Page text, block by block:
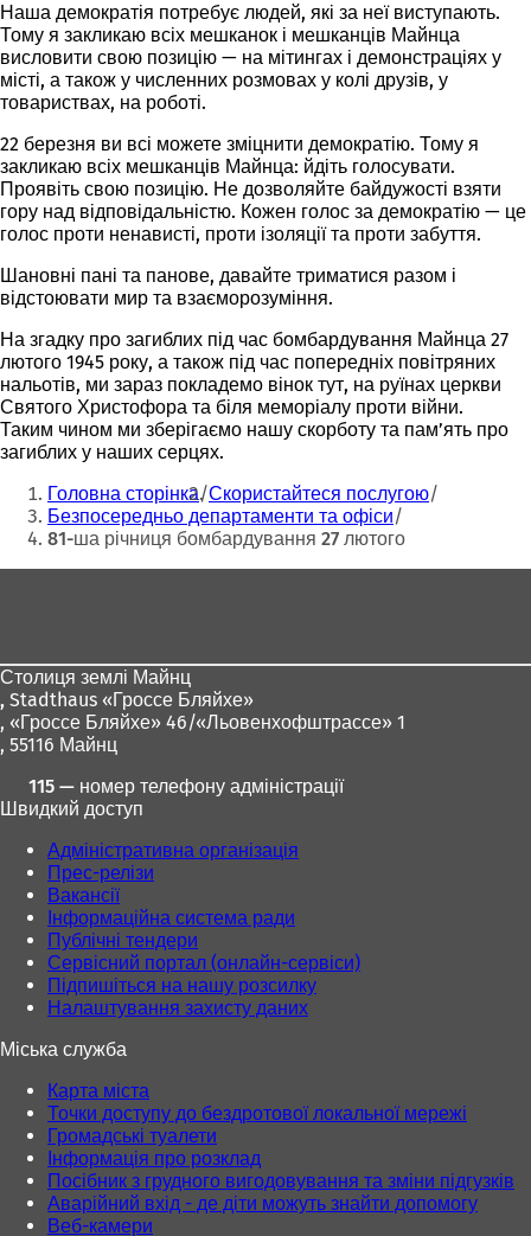
Наша демократія потребує людей, які за неї виступають.
Тому я закликаю всіх мешканок і мешканців Майнца
висловити свою позицію — на мітингах і демонстраціях у
місті, а також у численних розмовах у колі друзів, у
товариствах, на роботі.
22 березня ви всі можете зміцнити демократію. Тому я
закликаю всіх мешканців Майнца: йдіть голосувати.
Проявіть свою позицію. Не дозволяйте байдужості взяти
гору над відповідальністю. Кожен голос за демократію — це
голос проти ненависті, проти ізоляції та проти забуття.
Шановні пані та панове, давайте триматися разом і
відстоювати мир та взаєморозуміння.
На згадку про загиблих під час бомбардування Майнца 27
лютого 1945 року, а також під час попередніх повітряних
нальотів, ми зараз покладемо вінок тут, на руїнах церкви
Святого Христофора та біля меморіалу проти війни.
Таким чином ми зберігаємо нашу скорботу та пам’ять про
загиблих у наших серцях.
Ти
тут:
Головна сторінка Скористайтеся послугою
Безпосередньо департаменти та офіси
81-ша річниця бомбардування 27 лютого
Столиця землі Майнц
, Stadthaus «Гроссе Бляйхе»
, «Гроссе Бляйхе» 46/«Льовенхофштрассе» 1
, 55116 Майнц
115 — номер телефону адміністрації
Швидкий доступ
Адміністративна організація
Прес-релізи
Вакансії
Інформаційна система ради
Публічні тендери
Сервісний портал (онлайн-сервіси)
Підпишіться на нашу розсилку
Налаштування захисту даних
Міська служба
Карта міста
Точки доступу до бездротової локальної мережі
Громадські туалети
Інформація про розклад
Посібник з грудного вигодовування та зміни підгузків
Аварійний вхід - де діти можуть знайти допомогу
Веб-камери